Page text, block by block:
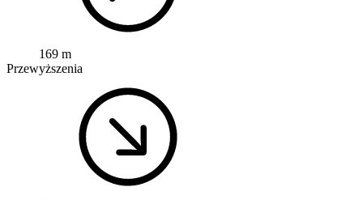
169 m
Przewyższenia